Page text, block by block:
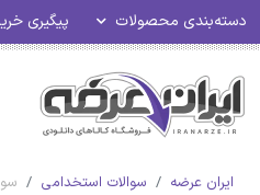
دسته‌بندی محصولات پیگیری
ایران عرضه سوالات استخدامی